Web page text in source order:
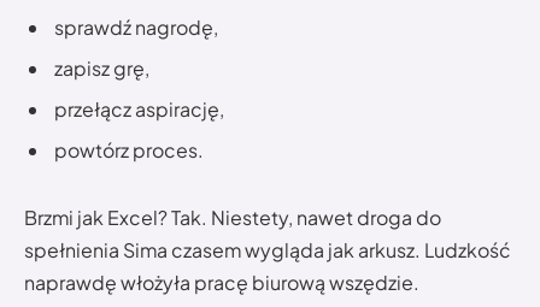
sprawdź nagrodę,
zapisz grę,
przełącz aspirację,
powtórz proces.
Brzmi jak Excel? Tak. Niestety, nawet droga do
spełnienia Sima czasem wygląda jak arkusz. Ludzkość
naprawdę włożyła pracę biurową wszędzie.